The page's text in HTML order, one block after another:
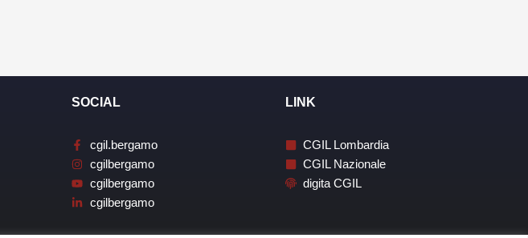
SOCIAL
cgil.bergamo
cgilbergamo
cgilbergamo
cgilbergamo
LINK
CGIL Lombardia
CGIL Nazionale
digita CGIL